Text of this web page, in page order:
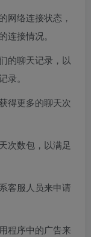
网络连接状态，
连接情况。
的聊天记录，以
。
得更多的聊天次
次数包，以满足
客服人员来申请
程序中的广告来